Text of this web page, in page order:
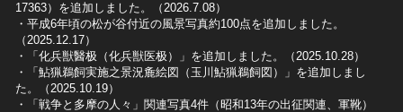
17363）を追加しました。（2026.7.08）
・平成6年頃の松が谷付近の風景写真約100点を追加しました。
（2025.12.17）
・「化兵獣醫极（化兵獣医极）」を追加しました。（2025.10.28）
・「鮎猟鵜飼実施之景況麁絵図（玉川鮎猟鵜飼図）」を追加しまし
た。（2025.10.19）
​・「戦争と多摩の人々」関連写真4件（昭和13年の出征関連、軍靴）